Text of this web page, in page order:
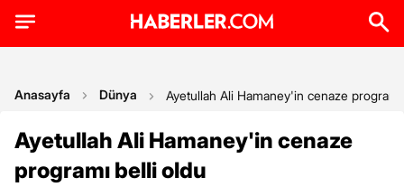
Anasayfa Dünya Ayetullah Ali Hamaney'in cenaze
Ayetullah Ali Hamaney'in cenaze
programı belli oldu